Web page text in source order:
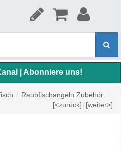
| Abonniere uns!
/ Raubfischangeln Zubehör
[<zurück] | [weiter>]